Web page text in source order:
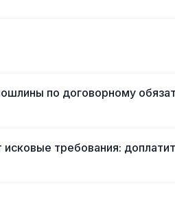
по договорному
требования: